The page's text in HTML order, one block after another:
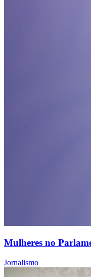
Mulheres no
Jornalismo